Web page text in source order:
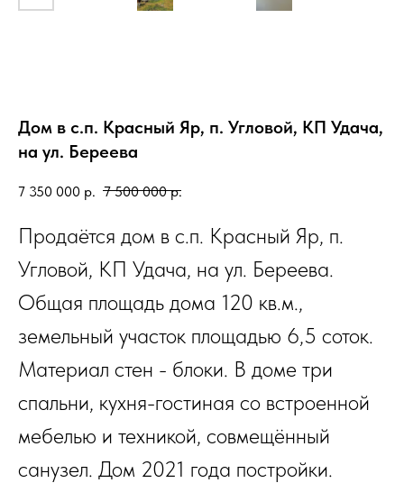
Дом в с.п. Красный Яр, п. Угловой, КП Удача,
на ул. Береева
7 350 000 р. 7 500 000 р.
Продаётся дом в с.п. Красный Яр, п.
Угловой, КП Удача, на ул. Береева.
Общая площадь дома 120 кв.м.,
земельный участок площадью 6,5 соток.
Материал стен - блоки. В доме три
спальни, кухня-гостиная со встроенной
мебелью и техникой, совмещённый
санузел. Дом 2021 года постройки.